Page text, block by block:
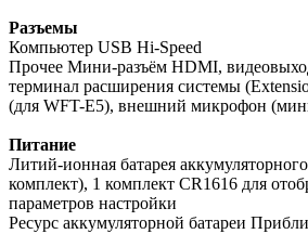
Разъемы
Компьютер USB Hi-Speed
Прочее Мини-разъём HDMI,
терминал расширения системы
(для WFT-E5), внешний микрофон
Питание
Литий-ионная батарея
комплект), 1 комплект CR1616 для
параметров настройки
Ресурс аккумуляторной батареи